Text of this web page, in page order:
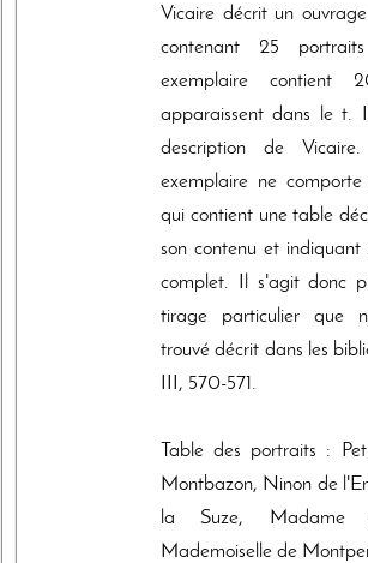
Vicaire décrit un
contenant 25
exemplaire contient
apparaissent dans le
description de
exemplaire ne
qui contient une table
son contenu et
complet. Il s'agit donc
tirage particulier que
trouvé décrit dans les
III, 570-571.
Table des portraits :
Montbazon, Ninon de
la Suze, Madame
Mademoiselle de